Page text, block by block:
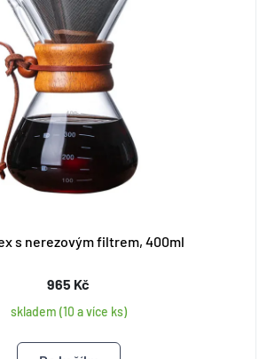
s nerezovým filtrem, 400ml
965 Kč
skladem (10 a více ks)